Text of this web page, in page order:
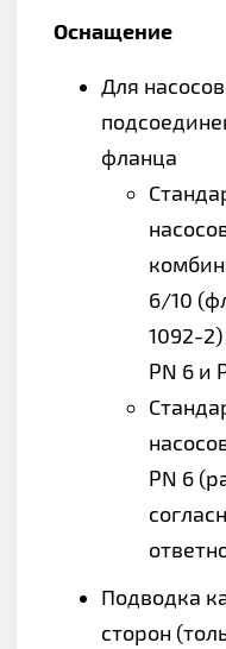
Оснащение
Для
фланца
6/10
1092-
PN 6 и
PN 6
Подводка
сторон